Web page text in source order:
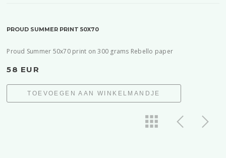
PROUD SUMMER PRINT 50X70
Proud Summer 50x70 print on 300 grams Rebello paper
58 EUR
TOEVOEGEN AAN WINKELMANDJE